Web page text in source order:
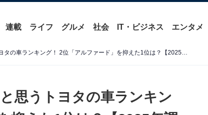
連載 ライフ グルメ 社会 IT・ビジネス エンタメ
乗っていたら「おしゃれ」と思うトヨタの車ランキング！ 2位「アルファード」を抑えた1位は？【2025年調査】
思うトヨタの車ランキン